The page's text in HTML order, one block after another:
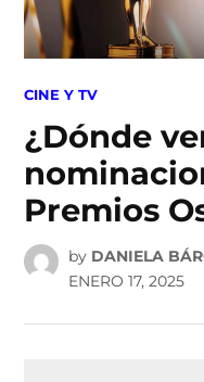
POSTED
CINE Y TV
¿Dónde
Premios
by DANIELA
ENERO 17, 2025